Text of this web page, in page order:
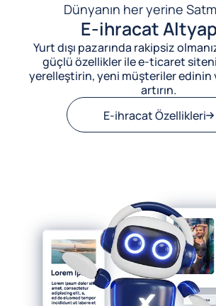
Dünyanın her yerine
E-ihracat
Yurt dışı pazarında rakipsiz
güçlü özellikler ile e-ticaret
yerelleştirin, yeni müşteriler edinin
artırın.
E-ihracat Özellikleri